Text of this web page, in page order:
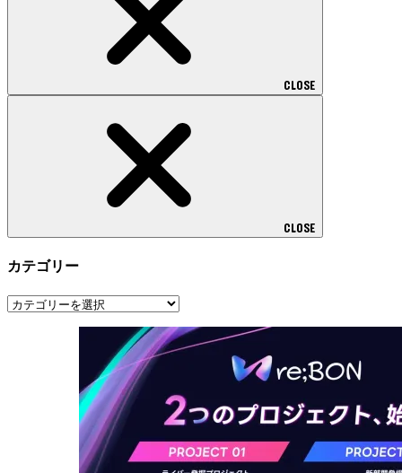
CLOSE
CLOSE
カテゴリー
カ